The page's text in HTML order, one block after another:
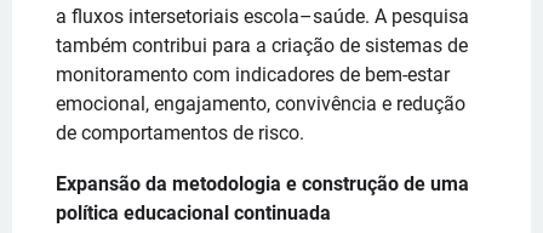
a fluxos intersetoriais escola–saúde. A pesquisa
também contribui para a criação de sistemas de
monitoramento com indicadores de bem-estar
emocional, engajamento, convivência e redução
de comportamentos de risco.
Expansão da metodologia e construção de uma
política educacional continuada